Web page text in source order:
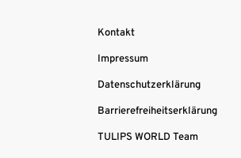
Kontakt
Impressum
Datenschutzerklärung
Barrierefreiheitserklärung
TULIPS WORLD Team